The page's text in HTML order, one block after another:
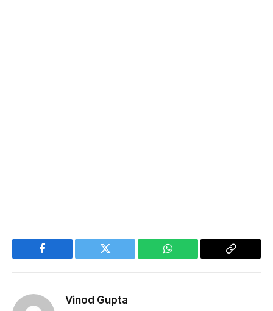
Facebook Twitter WhatsApp
Copy
Vinod Gupta